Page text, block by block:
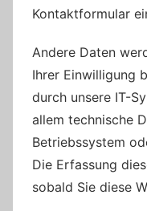
Kontaktformular
Andere Daten
Ihrer Einwilligung
durch unsere IT-
allem technische
Betriebssystem
Die Erfassung
sobald Sie diese